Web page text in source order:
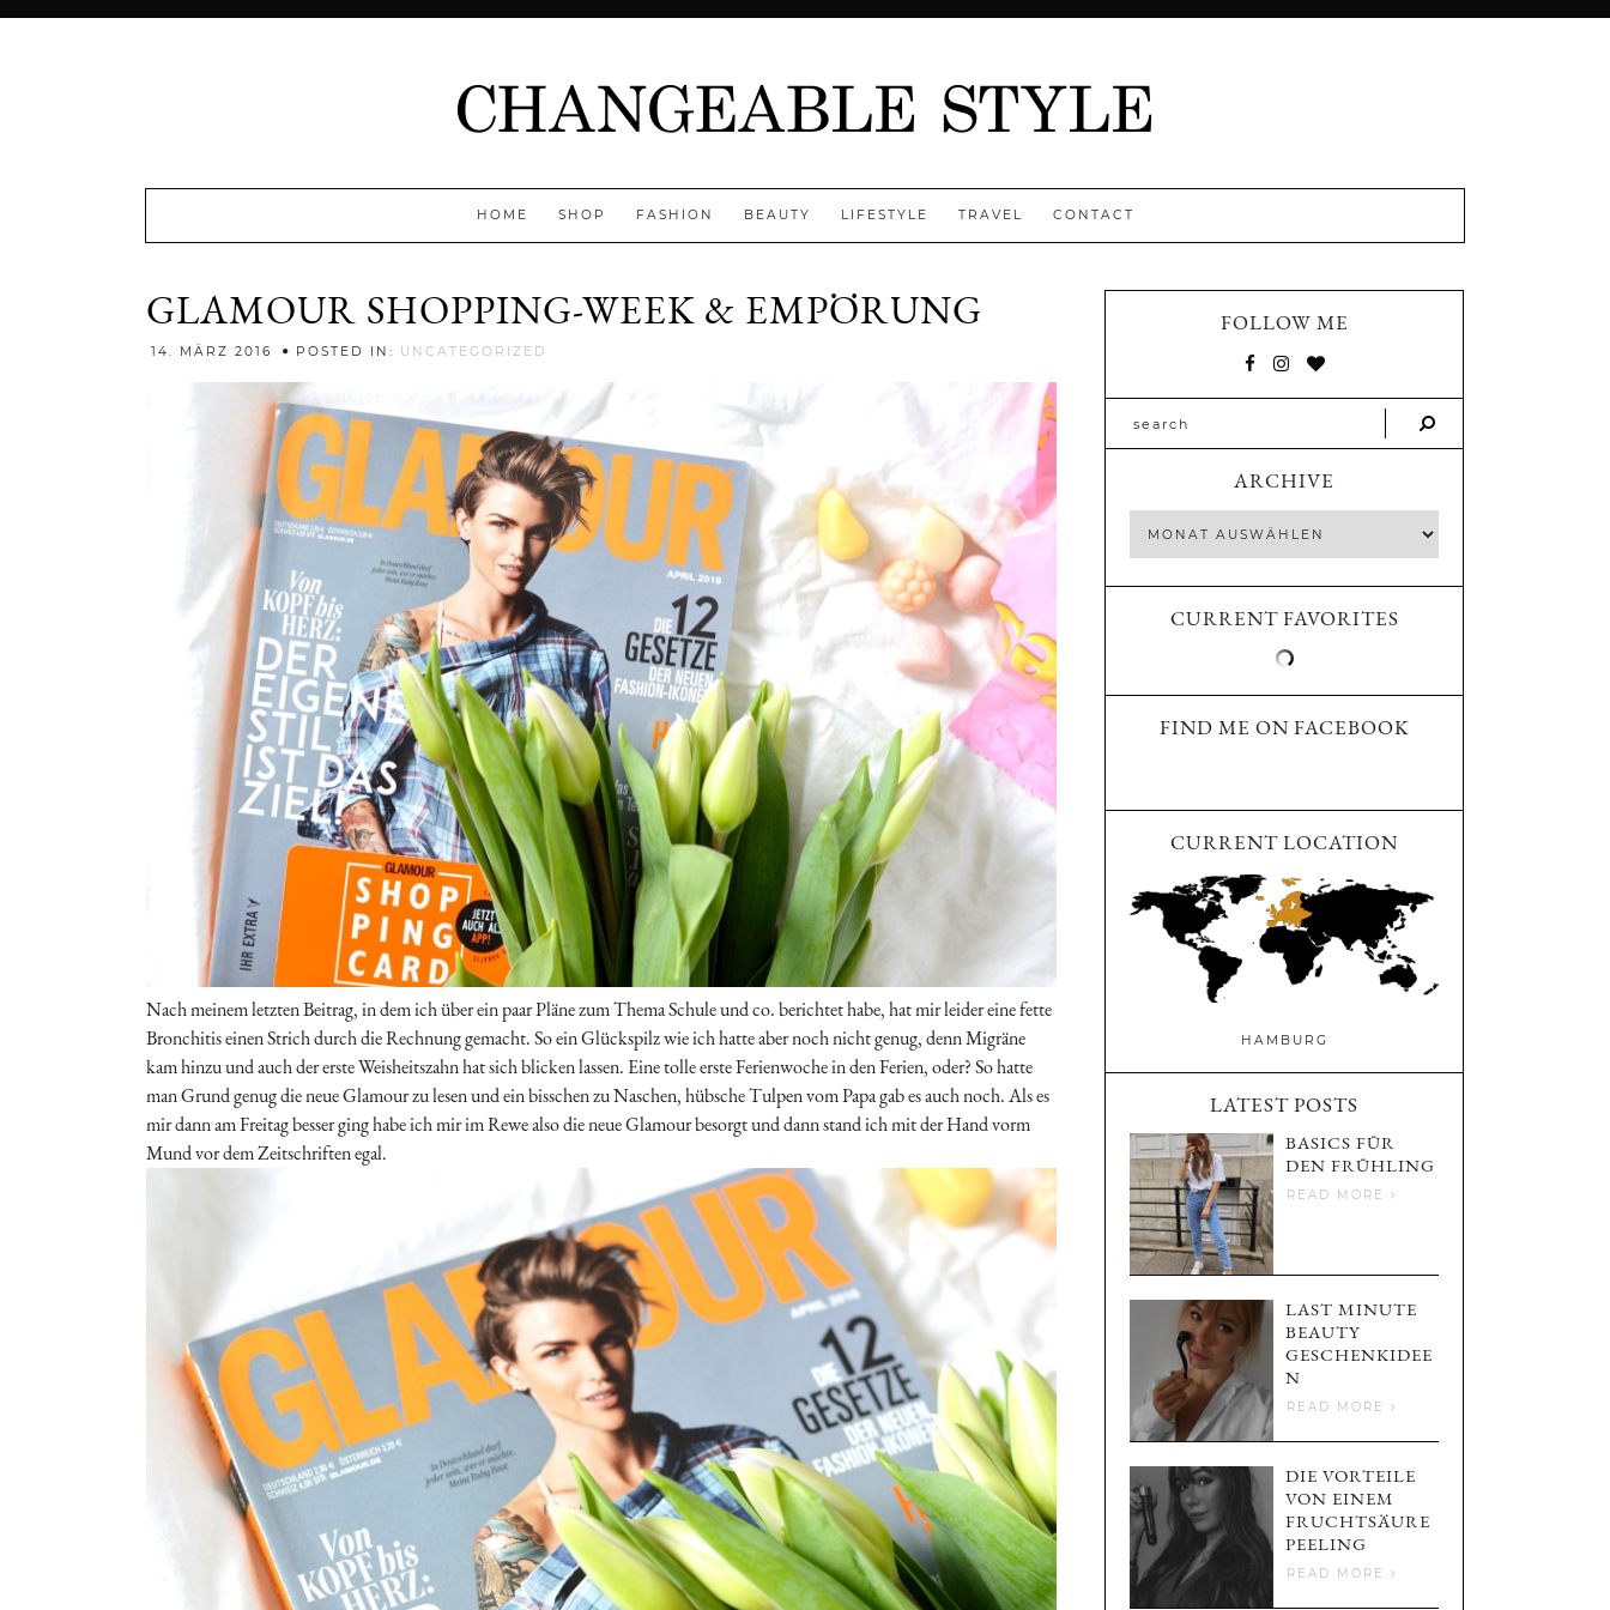
HOME SHOP FASHION BEAUTY LIFESTYLE TRAVEL CONTACT
GLAMOUR SHOPPING-WEEK & EMPÖRUNG
14. MÄRZ 2016 POSTED IN: UNCATEGORIZED
Nach meinem letzten Beitrag, in dem ich über ein paar Pläne zum Thema Schule und co. berichtet habe, hat mir leider eine fette
Bronchitis einen Strich durch die Rechnung gemacht. So ein Glückspilz wie ich hatte aber noch nicht genug, denn Migräne
kam hinzu und auch der erste Weisheitszahn hat sich blicken lassen. Eine tolle erste Ferienwoche in den Ferien, oder? So hatte
man Grund genug die neue Glamour zu lesen und ein bisschen zu Naschen, hübsche Tulpen vom Papa gab es auch noch. Als es
mir dann am Freitag besser ging habe ich mir im Rewe also die neue Glamour besorgt und dann stand ich mit der Hand vorm
Mund vor dem Zeitschriften egal.
FOLLOW ME
ARCHIVE
CURRENT FAVORITES
FIND ME ON FACEBOOK
CURRENT LOCATION
HAMBURG
LATEST POSTS
BASICS FÜR
DEN FRÜHLING
READ MORE
LAST MINUTE
BEAUTY
GESCHENKIDEE
N
READ MORE
DIE VORTEILE
VON EINEM
FRUCHTSÄURE
PEELING
READ MORE